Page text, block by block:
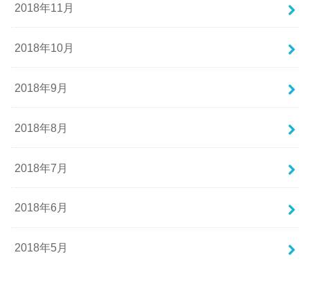
2018年11月
2018年10月
2018年9月
2018年8月
2018年7月
2018年6月
2018年5月